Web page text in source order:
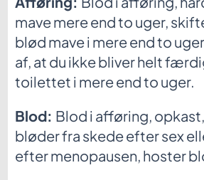
mave mere end to uger,
blød mave i mere end to
af, at du ikke bliver helt
toilettet i mere end to uger.
Blod: Blod i afføring,
bløder fra skede efter sex
efter menopausen, hoster